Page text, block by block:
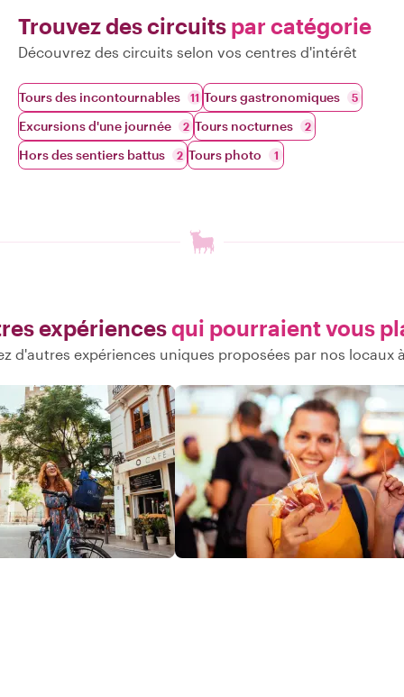
Trouvez des circuits par catégorie
Découvrez des circuits selon vos centres d'intérêt
Tours des incontournables 11 Tours gastronomiques 5
Excursions d'une journée 2 Tours nocturnes 2
Hors des sentiers battus 2 Tours photo 1
expériencesqui pourraient vous
d'autres expériences uniques proposées par nos locaux